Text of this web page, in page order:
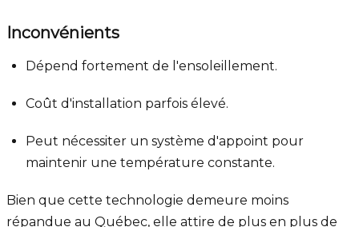
Inconvénients
Dépend fortement de l'ensoleillement.
Coût d'installation parfois élevé.
Peut nécessiter un système d'appoint pour
maintenir une température constante.
Bien que cette technologie demeure moins
répandue au Québec, elle attire de plus en plus de